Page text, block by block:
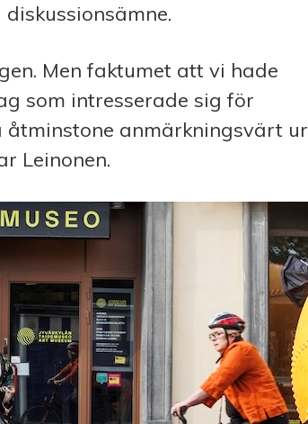
Men faktumet att vi hade
som intresserade sig för
åtminstone anmärkningsvärt ur
Leinonen.